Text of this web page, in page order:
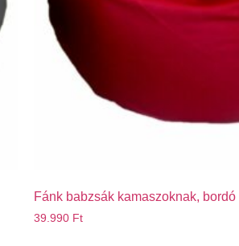
Fánk babzsák kamaszoknak, bordó
39.990 Ft